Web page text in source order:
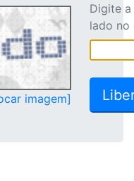
imagem]
Digite
lado no